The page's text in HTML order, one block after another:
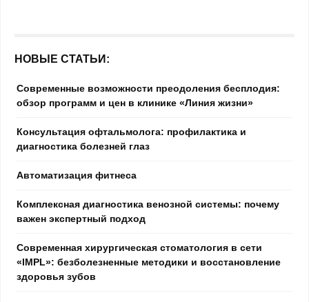
НОВЫЕ СТАТЬИ:
Современные возможности преодоления бесплодия:
обзор программ и цен в клинике «Линия жизни»
Консультация офтальмолога: профилактика и
диагностика болезней глаз
Автоматизация фитнеса
Комплексная диагностика венозной системы: почему
важен экспертный подход
Современная хирургическая стоматология в сети
«IMPL»: безболезненные методики и восстановление
здоровья зубов